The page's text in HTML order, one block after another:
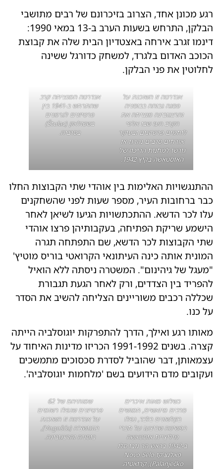
רגע מכונן אחד, הצרוב בזיכרונם של רבים מתושבי
הבלקן, התרחש בשעות הערב ב-13 במאי 1990:
דינמו זגרב אירחה באצטדיון הבית שלה את קבוצת
הכוכב האדום בלגרד, למשחק כדורגל ששינה
לחלוטין את פני הבלקן.
אנדרטה זו השוכנת על
פסגה גבוהה בבוסניה
והרצגובינה מנציחה את
הקרב העז שבו אלפי
לוחמים פרטיזנים ובעיקר
אזרחים סרבים נהרגו או
גורשו למחנות הריכוז של
האוסטאשה בקיץ 1942.
אנדרטה המנציחה קרב
שהתרחש ב-1941 בין
פרטיזנים לגרמנים
בשטולאק (Štulac)
בסרביה.
ההתנגשויות האלימות בין אוהדי שתי הקבוצות החלו
כבר ברחובות העיר, מספר שעות לפני שהשחקנים
עלו לכר הדשא. ההתכתשויות הגיעו לשיאן לאחר
הישמע שריקת הפתיחה, בעקבותיהן פרצו אוהדי
שתי הקבוצות לכר הדשא, שם התפתחה תגרה
המונית אותה כינה העיתונאי הקרואטי בוריס מוטיץ'
"מעגל של גיהינום". המשטרה ניסתה ללא הואיל
להפריד בין הצדדים, ורק לאחר הגעת תגבורת
שכללה רכבים משוריינים הצליחה להשיב את הסדר
על כנו.
מאותו רגע ואילך, הדרך להתפרקות יוגוסלביה הייתה
קצרה. בשנים 1991-1992 הכריזו מדינות האיחוד על
עצמאותן, דבר שהוביל לסדרת סכסוכים מתמשכים
ועקובים מדם הידועים בשם 'מלחמות יוגוסלביה'.
כשלוש מאות איכרים
סרבים מיואשים, חמושים
בקלשונים בלבד, נפלו
בפשיטה שביצעו על חברי
מיליציית אוסטאשה
ב-1942 בראש הר נובו סלו
פאלנצ'קו Novo Selo
Palanječko), קרואטיה.
שמותיהם של 62
פרטיזנים שנפלו רשומים
על אנדרטה זו השוכנת
בווגושצ'ה (Vogošća),
בוסניה והרצגובינה.